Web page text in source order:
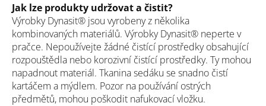
Jak lze produkty udržovat a čistit?
Výrobky Dynasit® jsou vyrobeny z několika
kombinovaných materiálů. Výrobky Dynasit® neperte v
pračce. Nepoužívejte žádné čistící prostředky obsahující
rozpouštědla nebo korozivní čistící prostředky. Ty mohou
napadnout materiál. Tkanina sedáku se snadno čistí
kartáčem a mýdlem. Pozor na používání ostrých
předmětů, mohou poškodit nafukovací vložku.